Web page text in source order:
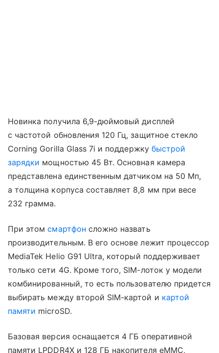
Новинка получила 6,9-дюймовый дисплей
с частотой обновления 120 Гц, защитное стекло
Corning Gorilla Glass 7i и поддержку быстрой
зарядки мощностью 45 Вт. Основная камера
представлена единственным датчиком на 50 Мп,
а толщина корпуса составляет 8,8 мм при весе
232 грамма.
При этомсмартфон сложно назвать
производительным. В его основе лежит процессор
MediaTek Helio G91 Ultra, который поддерживает
только сети 4G. Кроме того, SIM-лоток у модели
комбинированный, то есть пользователю придется
выбирать между второй SIM-картой и картой
памяти microSD.
Базовая версия оснащается 4 ГБ оперативной
памяти LPDDR4X и 128 ГБ накопителя eMMC,